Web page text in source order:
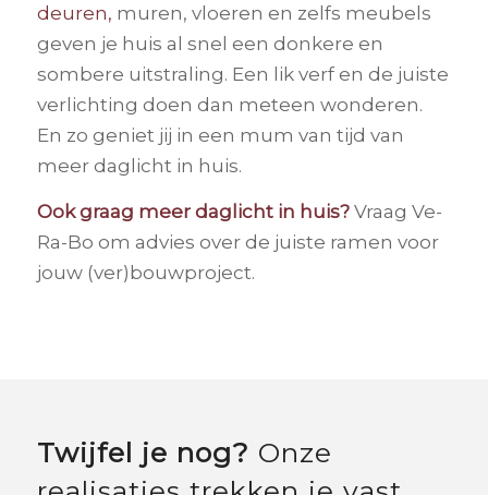
deuren, muren, vloeren en zelfs meubels
geven je huis al snel een donkere en
sombere uitstraling. Een lik verf en de juiste
verlichting doen dan meteen wonderen.
En zo geniet jij in een mum van tijd van
meer daglicht in huis.
Ook graag meer daglicht in huis?Vraag Ve-
Ra-Bo om advies over de juiste ramen voor
jouw (ver)bouwproject.
Twijfel je nog? Onze